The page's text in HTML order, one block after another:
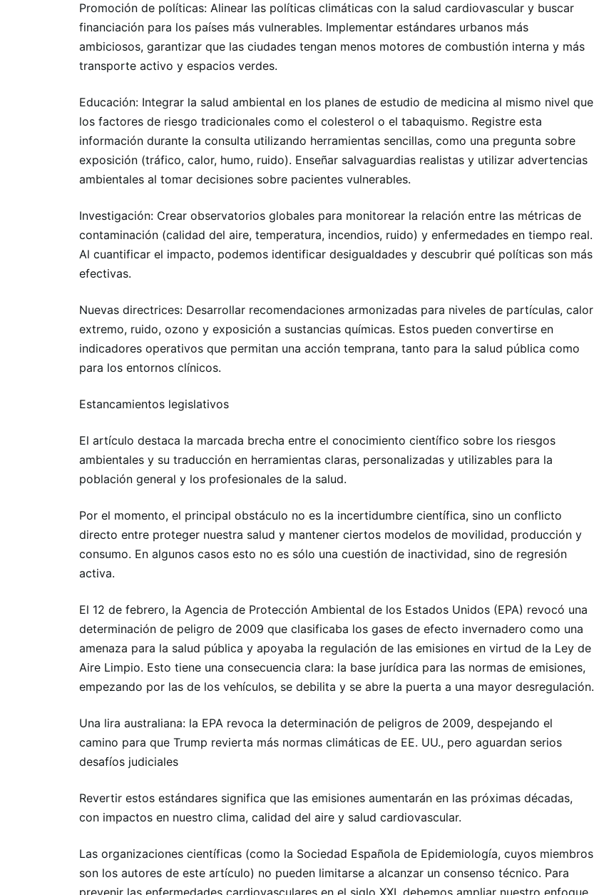
Promoción de políticas: Alinear las políticas climáticas con la salud cardiovascular y buscar
financiación para los países más vulnerables. Implementar estándares urbanos más
ambiciosos, garantizar que las ciudades tengan menos motores de combustión interna y más
transporte activo y espacios verdes.
Educación: Integrar la salud ambiental en los planes de estudio de medicina al mismo nivel que
los factores de riesgo tradicionales como el colesterol o el tabaquismo. Registre esta
información durante la consulta utilizando herramientas sencillas, como una pregunta sobre
exposición (tráfico, calor, humo, ruido). Enseñar salvaguardias realistas y utilizar advertencias
ambientales al tomar decisiones sobre pacientes vulnerables.
Investigación: Crear observatorios globales para monitorear la relación entre las métricas de
contaminación (calidad del aire, temperatura, incendios, ruido) y enfermedades en tiempo real.
Al cuantificar el impacto, podemos identificar desigualdades y descubrir qué políticas son más
efectivas.
Nuevas directrices: Desarrollar recomendaciones armonizadas para niveles de partículas, calor
extremo, ruido, ozono y exposición a sustancias químicas. Estos pueden convertirse en
indicadores operativos que permitan una acción temprana, tanto para la salud pública como
para los entornos clínicos.
Estancamientos legislativos
El artículo destaca la marcada brecha entre el conocimiento científico sobre los riesgos
ambientales y su traducción en herramientas claras, personalizadas y utilizables para la
población general y los profesionales de la salud.
Por el momento, el principal obstáculo no es la incertidumbre científica, sino un conflicto
directo entre proteger nuestra salud y mantener ciertos modelos de movilidad, producción y
consumo. En algunos casos esto no es sólo una cuestión de inactividad, sino de regresión
activa.
El 12 de febrero, la Agencia de Protección Ambiental de los Estados Unidos (EPA) revocó una
determinación de peligro de 2009 que clasificaba los gases de efecto invernadero como una
amenaza para la salud pública y apoyaba la regulación de las emisiones en virtud de la Ley de
Aire Limpio. Esto tiene una consecuencia clara: la base jurídica para las normas de emisiones,
empezando por las de los vehículos, se debilita y se abre la puerta a una mayor desregulación.
Una lira australiana: la EPA revoca la determinación de peligros de 2009, despejando el
camino para que Trump revierta más normas climáticas de EE. UU., pero aguardan serios
desafíos judiciales
Revertir estos estándares significa que las emisiones aumentarán en las próximas décadas,
con impactos en nuestro clima, calidad del aire y salud cardiovascular.
Las organizaciones científicas (como la Sociedad Española de Epidemiología, cuyos miembros
son los autores de este artículo) no pueden limitarse a alcanzar un consenso técnico. Para
prevenir las enfermedades cardiovasculares en el siglo XXI, debemos ampliar nuestro enfoque